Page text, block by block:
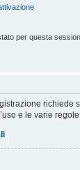
per questa
richiede
e le varie regole.